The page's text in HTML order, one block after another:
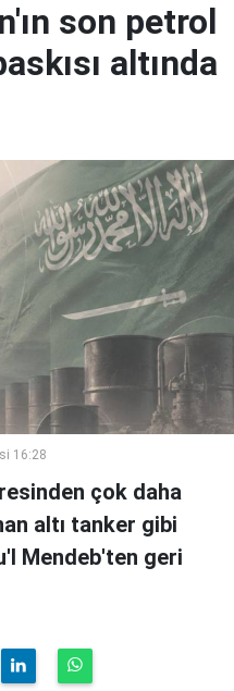
son petrol
altında
16:28
çok daha
altı tanker gibi
Mendeb'ten geri